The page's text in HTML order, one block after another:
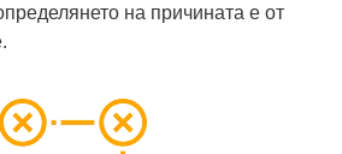
на причината е от